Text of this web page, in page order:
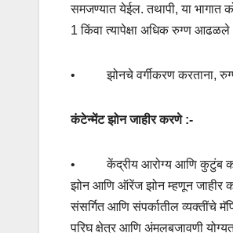
समजण्यात येईल. तथापी,या भागात
1 किंवा त्यापेक्षा अधिक रुग्ण आढळले
•झोनचे वर्गीकरण करताना,
कंटेन्मेंट झोन जाहीर करणे :-
•केंद्रीय आरोग्य आणि कुटुंब
झोन आणि ऑरेंज झोन म्हणून जाहीर
संसर्गित आणि संपर्कातील व्यक्तींचे
परिघ क्षेत्र आणि अंमलबजावणी